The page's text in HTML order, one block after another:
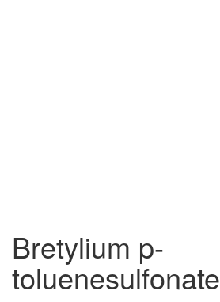
Bretylium p-
toluenesulfonate